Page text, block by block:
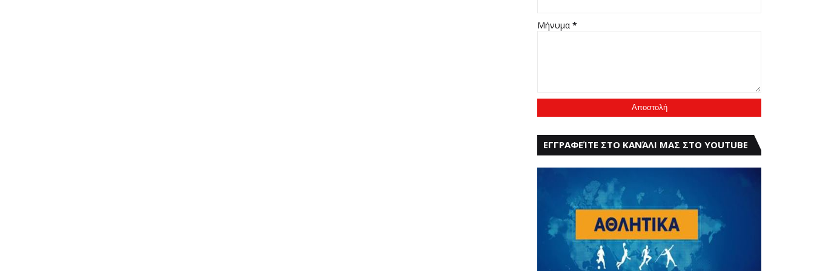
Μήνυμα *
ΕΓΓΡΑΦΕΊΤΕ ΣΤΟ ΚΑΝΆΛΙ ΜΑΣ ΣΤΟ YOUTUBE